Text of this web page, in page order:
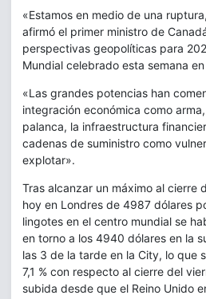
«Estamos en medio de una
afirmó el primer ministro de
perspectivas geopolíticas para
Mundial celebrado esta semana
«Las grandes potencias han
integración económica como
palanca, la infraestructura
cadenas de suministro como
explotar».
Tras alcanzar un máximo al cierre
hoy en Londres de 4987 dólares
lingotes en el centro mundial se
en torno a los 4940 dólares en la
las 3 de la tarde en la City, lo que
7,1 % con respecto al cierre del
subida desde que el Reino Unido